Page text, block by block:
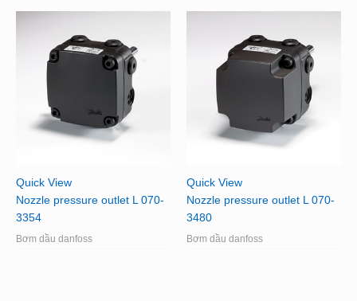
Quick View
Nozzle pressure outlet L 070-
3354
Bơm dầu danfoss
Quick View
Nozzle pressure outlet L 070-
3480
Bơm dầu danfoss